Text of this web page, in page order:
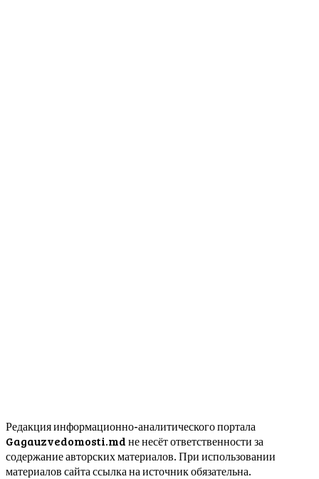
Редакция информационно-аналитического портала
Gagauzvedomosti.md не несёт ответственности за
содержание авторских материалов. При использовании
материалов сайта ссылка на источник обязательна.